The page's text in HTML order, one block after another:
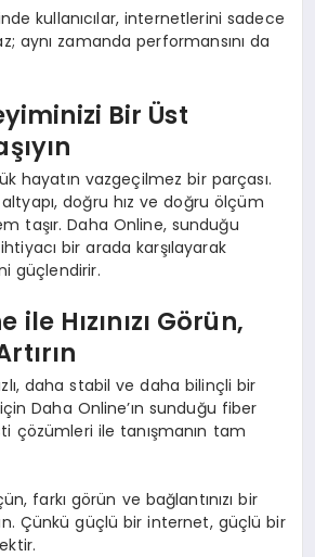
kullanıcılar, internetlerini sadece
aynı zamanda performansını da
Bir Üst
hayatın vazgeçilmez bir parçası.
doğru hız ve doğru ölçüm
taşır. Daha Online, sunduğu
bir arada karşılayarak
güçlendirir.
ile Hızınızı Görün,
daha stabil ve daha bilinçli bir
Daha Online’ın sunduğu fiber
çözümleri ile tanışmanın tam
farkı görün ve bağlantınızı bir
Çünkü güçlü bir internet, güçlü bir